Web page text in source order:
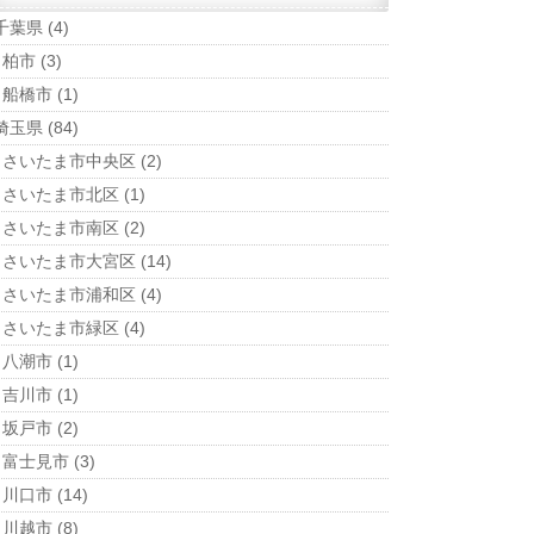
葉県 (4)
柏市 (3)
船橋市 (1)
玉県 (84)
さいたま市中央区 (2)
さいたま市北区 (1)
さいたま市南区 (2)
さいたま市大宮区 (14)
さいたま市浦和区 (4)
さいたま市緑区 (4)
八潮市 (1)
吉川市 (1)
坂戸市 (2)
富士見市 (3)
川口市 (14)
川越市 (8)